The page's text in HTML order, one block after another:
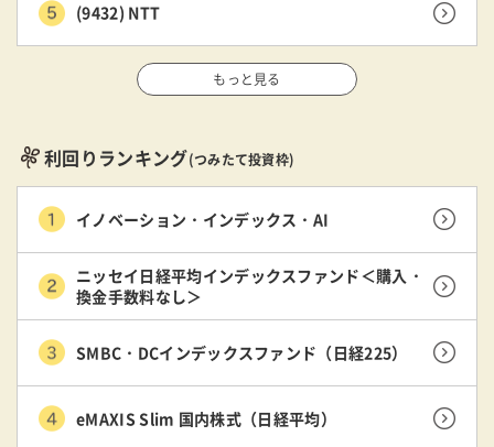
(9432) NTT
もっと見る
利回りランキング(つみたて投資枠)
イノベーション・インデックス・AI
ニッセイ日経平均インデックスファンド＜購入・
換金手数料なし＞
SMBC・DCインデックスファンド（日経225）
eMAXIS Slim 国内株式（日経平均）